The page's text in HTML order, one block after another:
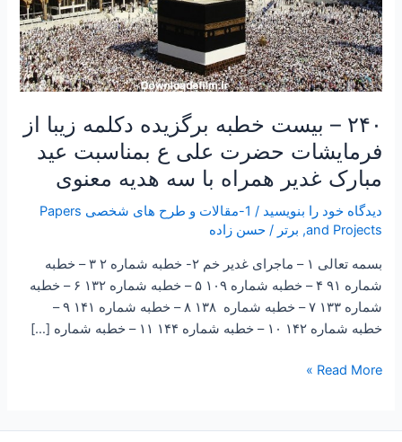
۲۴۰ – بیست خطبه برگزیده دکلمه زیبا از
فرمایشات حضرت علی ع بمناسبت عید
مبارک غدیر همراه با سه هدیه معنوی
دیدگاه‌ خود را بنویسید /
1-مقالات و طرح های شخصی Papers
and Projects
, برتر /حسن زاده
بسمه تعالی ۱ – ماجرای غدیر خم ۲- خطبه شماره ۲ ۳ – خطبه
شماره ۹۱ ۴ – خطبه شماره ۱۰۹ ۵ – خطبه شماره ۱۳۲ ۶ – خطبه
شماره ۱۳۳ ۷ – خطبه شماره ۱۳۸ ۸ – خطبه شماره ۱۴۱ ۹ –
خطبه شماره ۱۴۲ ۱۰ – خطبه شماره ۱۴۴ ۱۱ – خطبه شماره […]
عید
مبارک
غدیر
همراه
سه
معنوی
Read More »